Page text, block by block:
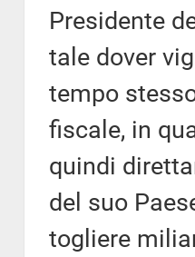
Presidente
tale dover
tempo
fiscale, in
quindi
del suo
togliere